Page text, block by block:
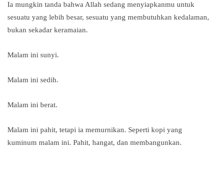
Ia mungkin tanda bahwa Allah sedang menyiapkanmu untuk
sesuatu yang lebih besar, sesuatu yang membutuhkan kedalaman,
bukan sekadar keramaian.
Malam ini sunyi.
Malam ini sedih.
Malam ini berat.
Malam ini pahit, tetapi ia memurnikan. Seperti kopi yang
kuminum malam ini. Pahit, hangat, dan membangunkan.